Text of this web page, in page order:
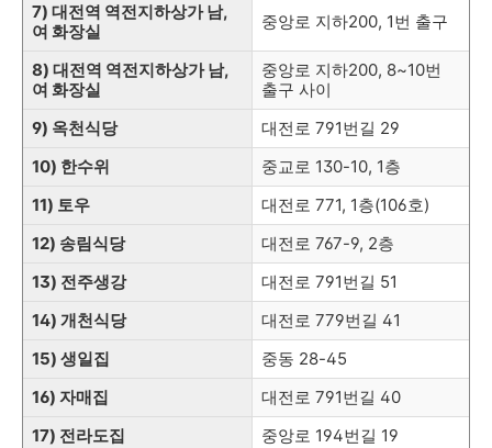
7) 대전역 역전지하상가 남,
여 화장실
중앙로 지하200, 1번 출구
8) 대전역 역전지하상가 남,
여 화장실
중앙로 지하200, 8~10번
출구 사이
9) 옥천식당
대전로 791번길 29
10) 한수위
중교로 130-10, 1층
11) 토우
대전로 771, 1층(106호)
12) 송림식당
대전로 767-9, 2층
13) 전주생강
대전로 791번길 51
14) 개천식당
대전로 779번길 41
15) 생일집
중동 28-45
16) 자매집
대전로 791번길 40
17) 전라도집
중앙로 194번길 19